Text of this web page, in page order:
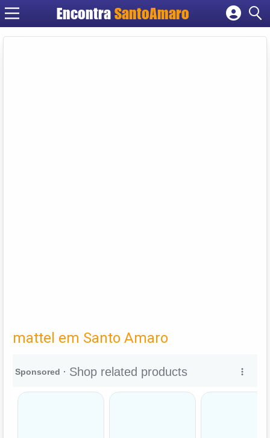
Encontra SantoAmaro
Cadastrar empresa
mattel em Santo Amaro